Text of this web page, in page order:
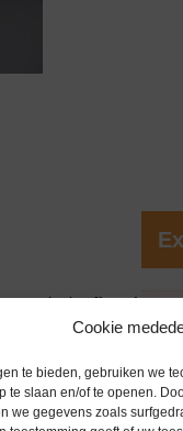
Cookie
te bieden, gebruiken we
te slaan en/of te openen.
we gegevens zoals
van vloeistoffen of
autoclaveren met